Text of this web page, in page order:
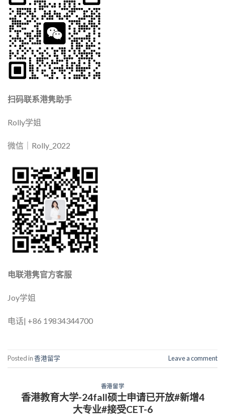
扫码联系港隽助手
Rolly学姐
微信｜Rolly_2022
电联港隽官方客服
Joy学姐
电话| +86 19834344700
Posted in香港留学 Leave a comment
香港留学
香港教育大学-24fall硕士申请已开放#新增4
大专业#接受CET-6